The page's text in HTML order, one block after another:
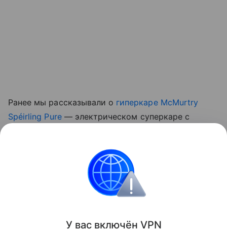
Ранее мы рассказывали о гиперкаре McMurtry
Spéirling Pure— электрическом суперкаре с
Поделиться
У вас включён VPN